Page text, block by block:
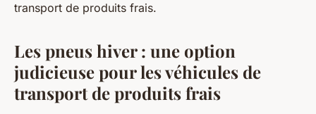
transport de produits frais.
Les pneus hiver : une option
judicieuse pour les véhicules de
transport de produits frais